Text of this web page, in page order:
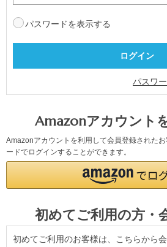
パスワードを表示する
パスワ
Amazonアカウント
Amazonアカウントを利用して会員登録された
ードでログインすることができます。
初めてご利用の方・
初めてご利用のお客様は、こちらから